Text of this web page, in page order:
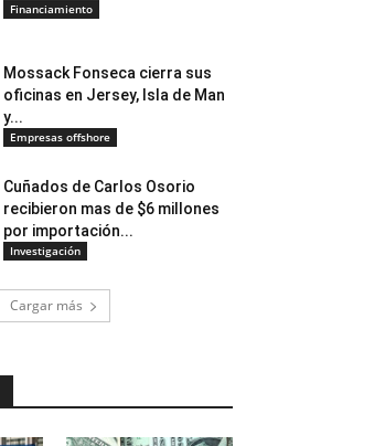
Financiamiento
Mossack Fonseca cierra sus
oficinas en Jersey, Isla de Man
y...
Empresas offshore
Cuñados de Carlos Osorio
recibieron mas de $6 millones
por importación...
Investigación
Cargar más